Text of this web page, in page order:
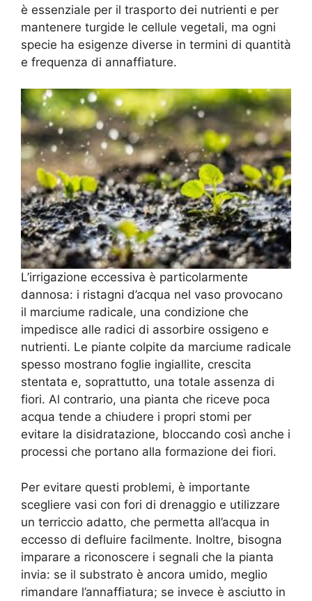
è essenziale per il trasporto dei nutrienti e per
mantenere turgide le cellule vegetali, ma ogni
specie ha esigenze diverse in termini di quantità
e frequenza di annaffiature.
L’irrigazione eccessiva è particolarmente
dannosa: i ristagni d’acqua nel vaso provocano
il marciume radicale, una condizione che
impedisce alle radici di assorbire ossigeno e
nutrienti. Le piante colpite da marciume radicale
spesso mostrano foglie ingiallite, crescita
stentata e, soprattutto, una totale assenza di
fiori. Al contrario, una pianta che riceve poca
acqua tende a chiudere i propri stomi per
evitare la disidratazione, bloccando così anche i
processi che portano alla formazione dei fiori.
Per evitare questi problemi, è importante
scegliere vasi con fori di drenaggio e utilizzare
un terriccio adatto, che permetta all’acqua in
eccesso di defluire facilmente. Inoltre, bisogna
imparare a riconoscere i segnali che la pianta
invia: se il substrato è ancora umido, meglio
rimandare l’annaffiatura; se invece è asciutto in